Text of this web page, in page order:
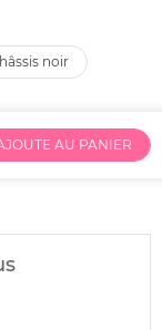
noir
AU PANIER